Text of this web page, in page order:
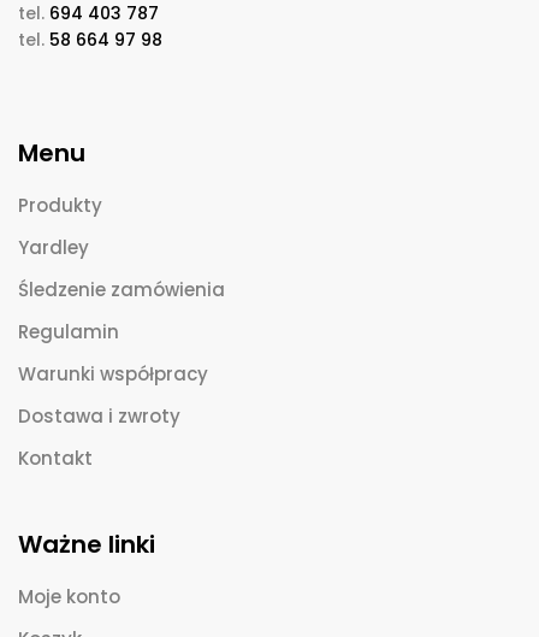
tel. 694 403 787
tel. 58 664 97 98
Menu
Produkty
Yardley
Śledzenie zamówienia
Regulamin
Warunki współpracy
Dostawa i zwroty
Kontakt
Ważne linki
Moje konto